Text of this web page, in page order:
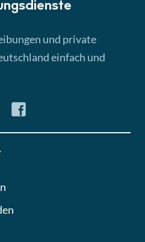
3
Min
6
Angeboten
und private
einfach und